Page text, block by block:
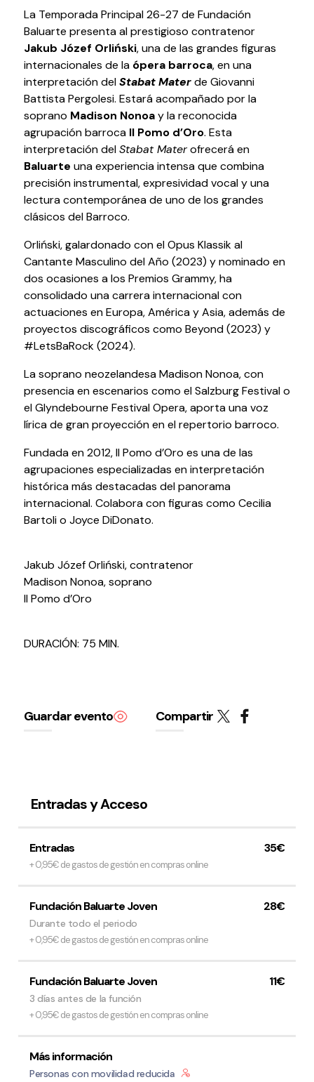
Organiza
Espacios
Tour Virtual
Servicios
Organizar evento
Testimonios
Últimos Eventos
Baluarte
¿Qué es Baluarte?
Taquilla
Cómo llegar
Contacto
Espacio accesible
Actualidad
Noticias
Proyecto Estratégico
Preguntas frecuentes
web
La Temporada Principal 26-27 de Fundación
Baluarte presenta al prestigioso contratenor
Jakub Józef Orliński, una de las grandes figuras
internacionales de la ópera barroca, en una
interpretación delStabat Materde Giovanni
Battista Pergolesi. Estará acompañado por la
soprano Madison Nonoay la reconocida
agrupación barroca Il Pomo d’Oro. Esta
interpretación delStabat Materofrecerá en
Baluarte una experiencia intensa que combina
precisión instrumental, expresividad vocal y una
lectura contemporánea de uno de los grandes
clásicos del Barroco.
Orliński, galardonado con el Opus Klassik al
Cantante Masculino del Año (2023) y nominado en
dos ocasiones a los Premios Grammy, ha
consolidado una carrera internacional con
actuaciones en Europa, América y Asia, además de
proyectos discográficos como Beyond (2023) y
#LetsBaRock (2024).
La soprano neozelandesa Madison Nonoa, con
presencia en escenarios como el Salzburg Festival o
el Glyndebourne Festival Opera, aporta una voz
lírica de gran proyección en el repertorio barroco.
Fundada en 2012, Il Pomo d’Oro es una de las
agrupaciones especializadas en interpretación
histórica más destacadas del panorama
internacional. Colabora con figuras como Cecilia
Bartoli o Joyce DiDonato.
Jakub Józef Orliński, contratenor
Madison Nonoa, soprano
Il Pomo d’Oro
DURACIÓN: 75 MIN.
Guardar evento Compartir
Entradas y Acceso
Entradas 35€
+ 0,95€ de gastos de gestión en compras online
Fundación Baluarte Joven 28€
Durante todo el periodo
+ 0,95€ de gastos de gestión en compras online
Fundación Baluarte Joven 11€
3 días antes de la función
+ 0,95€ de gastos de gestión en compras online
Más información
Personas con movilidad reducida